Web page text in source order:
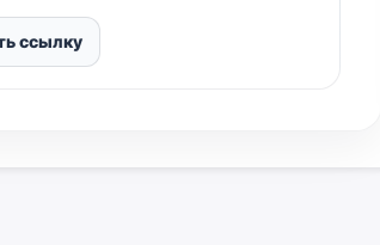
ссылку